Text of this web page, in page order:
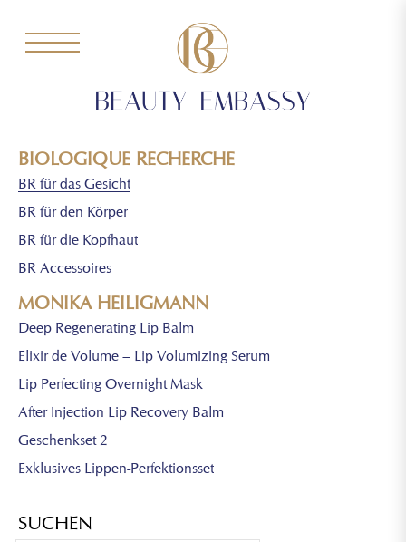
BIOLOGIQUE RECHERCHE
BR für das Gesicht
BR für den Körper
BR für die Kopfhaut
BR Accessoires
MONIKA HEILIGMANN
Deep Regenerating Lip Balm
Elixir de Volume – Lip Volumizing Serum
Lip Perfecting Overnight Mask
After Injection Lip Recovery Balm
Geschenkset 2
Exklusives Lippen-Perfektionsset
SUCHEN